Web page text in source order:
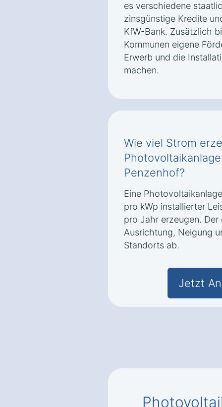
es verschiedene
zinsgünstige Kredite
KfW-Bank. Zusätzlich
Kommunen eigene
Erwerb und die
machen.
Wie viel Strom
Penzenhof?
Eine
pro kWp installierter
pro Jahr erzeugen.
Ausrichtung, Neigung
Standorts ab.
Jetzt